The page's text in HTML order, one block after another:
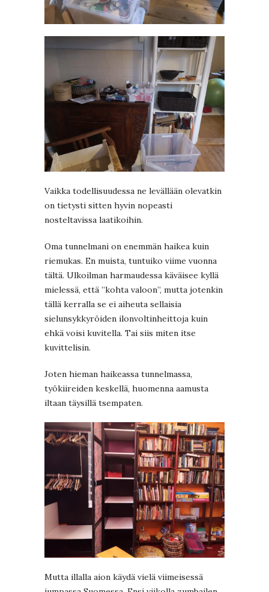
Vaikka todellisuudessa ne levällään olevatkin
on tietysti sitten hyvin nopeasti
nosteltavissa laatikoihin.
Oma tunnelmani on enemmän haikea kuin
riemukas. En muista, tuntuiko viime vuonna
tältä. Ulkoilman harmaudessa käväisee kyllä
mielessä, että ”kohta valoon”, mutta jotenkin
tällä kerralla se ei aiheuta sellaisia
sielunsykkyröiden ilonvoltinheittoja kuin
ehkä voisi kuvitella. Tai siis miten itse
kuvittelisin.
Joten hieman haikeassa tunnelmassa,
työkiireiden keskellä, huomenna aamusta
iltaan täysillä tsempaten.
Mutta illalla aion käydä vielä viimeisessä